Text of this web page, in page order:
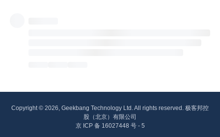
Copyright © 2026, Geekbang Technology Ltd. All rights reserved. 极客邦控
股（北京）有限公司
京 ICP 备 16027448 号 - 5